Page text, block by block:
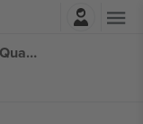
100 min. geführte Quadtour - STMK - Quadfun-Styria tickets